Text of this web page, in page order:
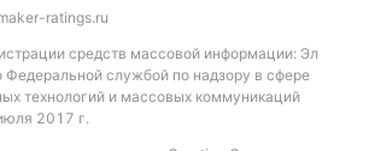
ratings.ru
средств массовой информации: Эл
службой по надзору в сфере
технологий и массовых коммуникаций
2017 г.